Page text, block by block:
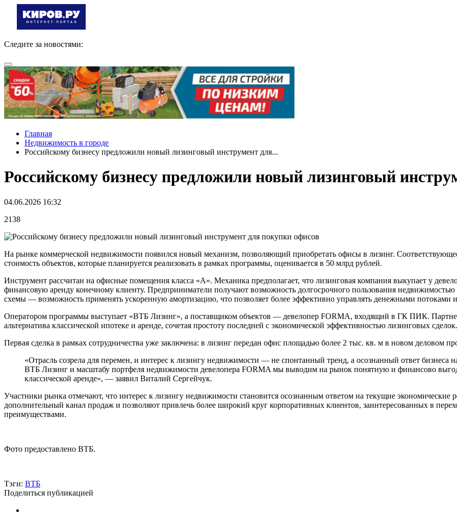
Следите за новостями:
Главная
Недвижимость в городе
Российскому бизнесу предложили новый лизинговый инструмент для...
Российскому бизнесу предложили новый лизинговый
04.06.2026 16:32
2138
На рынке коммерческой недвижимости появился новый механизм, позволяющий приобретать офисы в лизинг.
стоимость объектов, которые планируется реализовать в рамках программы, оценивается в 50 млрд рублей.
Инструмент рассчитан на офисные помещения класса «А». Механика предполагает, что лизинговая компания выкупает у
финансовую аренду конечному клиенту. Предприниматели получают возможность долгосрочного пользования
схемы — возможность применять ускоренную амортизацию, что позволяет более эффективно управлять денежными потоками и
Оператором программы выступает «ВТБ Лизинг», а поставщиком объектов — девелопер FORMA, входящий в ГК ПИК.
альтернатива классической ипотеке и аренде, сочетая простоту последней с экономической эффективностью лизинговых сделок.
Первая сделка в рамках сотрудничества уже заключена: в лизинг передан офис площадью более 2 тыс. кв. м в новом деловом
«Отрасль созрела для перемен, и интерес к лизингу недвижимости — не спонтанный тренд, а осознанный ответ бизнеса
ВТБ Лизинг и масштабу портфеля недвижимости девелопера FORMA мы выводим на рынок понятную и финансово
классической аренде», — заявил Виталий Сергейчук.
Участники рынка отмечают, что интерес к лизингу недвижимости становится осознанным ответом на текущие экономические
дополнительный канал продаж и позволяют привлечь более широкий круг корпоративных клиентов, заинтересованных в
преимуществами.
Фото предоставлено ВТБ.
Тэги: ВТБ
Поделиться публикацией